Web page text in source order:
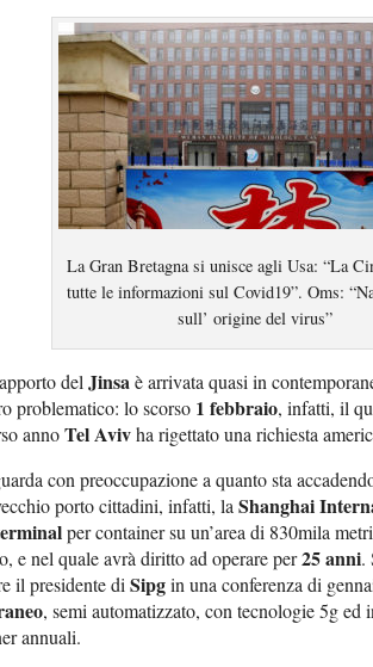
La Gran Bretagna si unisce agli Usa: “La
tutte le informazioni sul Covid19”. Oms:
sull’ origine del virus”
del Jinsaè arrivata quasi in
problematico: lo scorso 1 febbraio, infatti, il
annoTel Avivha rigettato una richiesta
con preoccupazione a quanto sta
porto cittadini, infatti, la Shanghai
per container su un’area di 830mila
e nel quale avrà diritto ad operare per25 anni.
il presidente di Sipgin una conferenza di
, semi automatizzato, con tecnologie 5g
annuali.